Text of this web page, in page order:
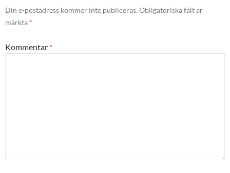
Din e-postadress kommer inte publiceras. Obligatoriska fält är
märkta *
Kommentar *